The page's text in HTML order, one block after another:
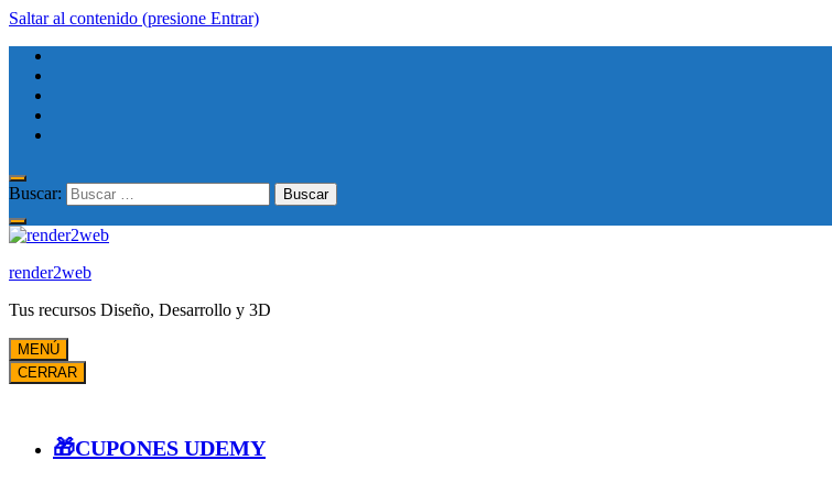
Saltar al contenido (presione Entrar)
Buscar:
render2web
Tus recursos Diseño, Desarrollo y 3D
MENÚ
CERRAR
🎁CUPONES UDEMY